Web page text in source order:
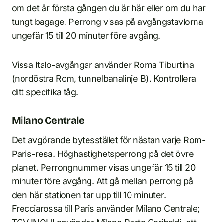
om det är första gången du är här eller om du har
tungt bagage. Perrong visas på avgångstavlorna
ungefär 15 till 20 minuter före avgång.
Vissa Italo-avgångar använder Roma Tiburtina
(nordöstra Rom, tunnelbanalinje B). Kontrollera
ditt specifika tåg.
Milano Centrale
Det avgörande bytesstället för nästan varje Rom-
Paris-resa. Höghastighetsperrong på det övre
planet. Perrongnummer visas ungefär 15 till 20
minuter före avgång. Att gå mellan perrong på
den här stationen tar upp till 10 minuter.
Frecciarossa till Paris använder Milano Centrale;